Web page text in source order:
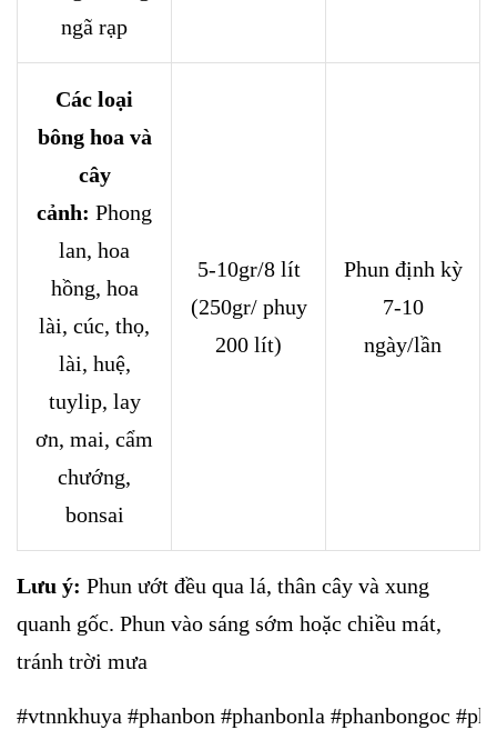
ngã rạp
Các loại
bông hoa và
cây
cảnh: Phong
lan, hoa
hồng, hoa
lài, cúc, thọ,
lài, huệ,
tuylip, lay
ơn, mai, cẩm
chướng,
bonsai
5-10gr/8 lít
(250gr/ phuy
200 lít)
Phun định kỳ
7-10
ngày/lần
Lưu ý: Phun ướt đều qua lá, thân cây và xung
quanh gốc. Phun vào sáng sớm hoặc chiều mát,
tránh trời mưa
#vtnnkhuya #phanbon #phanbonla #phanbongoc